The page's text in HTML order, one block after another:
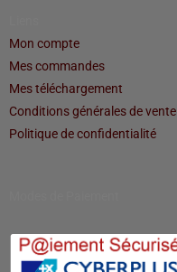
Mon compte
Mes commandes
Mes téléchargement
Conditions générales de vente
Politique de confidentialité